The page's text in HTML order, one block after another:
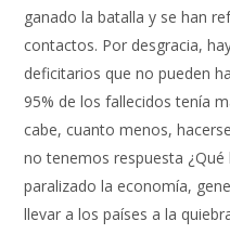
ganado la batalla y se han
contactos. Por desgracia,
deficitarios que no pueden
95% de los fallecidos tenía
cabe, cuanto menos,
no tenemos respuesta
paralizado la economía,
llevar a los países a la